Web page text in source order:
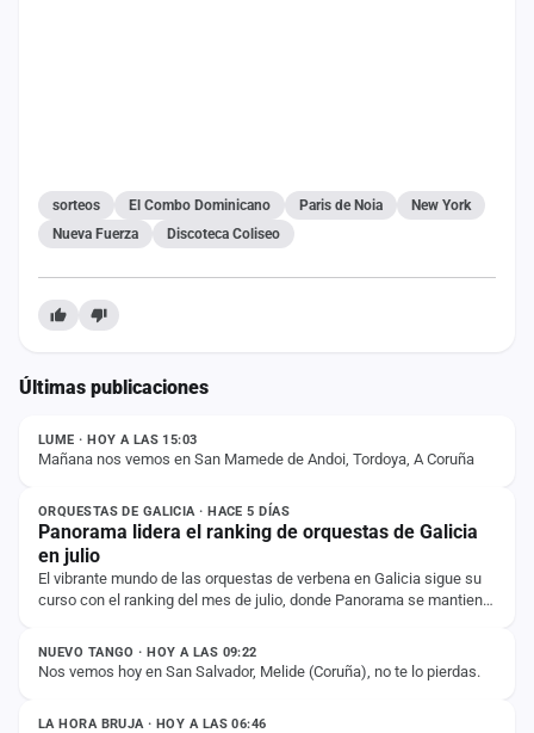
sorteos El Combo Dominicano Paris de Noia
New York
Nueva Fuerza
Discoteca Coliseo
Últimas publicaciones
ESTADO
LUME · HOY A LAS 15:03
Mañana nos vemos en San Mamede de Andoi, Tordoya, A Coruña
NOTICIA
ORQUESTAS DE GALICIA · HACE 5 DÍAS
Panorama lidera el ranking de orquestas de Galicia
en julio
El vibrante mundo de las orquestas de verbena en Galicia sigue su
curso con el ranking del mes de julio, donde Panorama se mantiene
ESTADO
NUEVO TANGO · HOY A LAS 09:22
Nos vemos hoy en San Salvador, Melide (Coruña), no te lo pierdas.
ESTADO
LA HORA BRUJA · HOY A LAS 06:46